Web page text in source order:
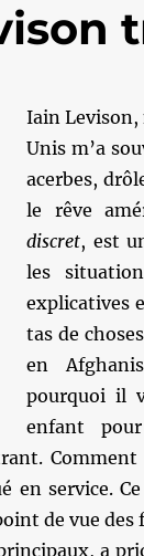
Iain Levison,
Unis m’a
acerbes,
le rêve
discret, est
les
explicatives
tas de
en
pourquoi il
enfant
en service.
de vue
a